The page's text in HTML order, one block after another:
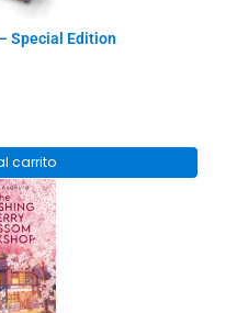
Special Edition
carrito